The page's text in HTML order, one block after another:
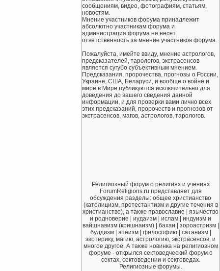
сообщениям, видео, фотографиям, статьям,
новостям.
Мнение участников форума принадлежит
абсолютно участникам форума и
администрация форума не несет
ответственность за мнение участников форума.
Пожалуйста, имейте ввиду, мнение астрологов,
предсказателей, тарологов, экстрасенсов
является сугубо субъективным мнением.
Предсказания, пророчества, прогнозы о России,
Украине, США, Беларуси, и вообще о войне и
мире в Мире публикуются исключительно для
доведения до вашего сведения данной
информации, и для проверки вами лично всех
этих предсказаний, пророчеств и прогнозов от
экстрасенсов, магов, астрологов, тарологов.
Религиозный форум о религиях и учениях
ForumReligions.ru представляет для
обсуждения разделы: общее христианство
(католицизм, протестантизм и другие течения в
христианстве), а также православие | язычество
и родноверие | иудаизм | ислам | индуизм и
вайшнавизм (кришнаизм) | бахаи | зороастризм |
буддизм | атеизм | философию | сатанизм |
эзотерику, магию, астрологию, экстрасенсов, и
многое другое. А также новинка на религиозном
форуме - открылся сектоведческий форум о
сектах, сектоведении и сектоведах.
Религиозные форумы.